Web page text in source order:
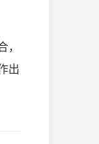
，
出